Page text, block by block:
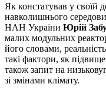
Як констатував у своїй
навколишнього
НАН України Юрій
малих модульних
його словами,
такі фактори, як
також запит на
зі змінами клімату.